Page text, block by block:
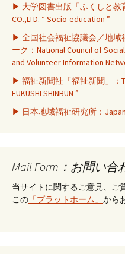
▶ 大学図書出版「ふくしと教育
CO.,LTD. “ Socio-education ”
▶ 全国社会福祉協議会／地域
ーク：National Council of
and Volunteer Information
▶ 福祉新聞社「福祉新聞」：
FUKUSHI SHINBUN ”
▶ 日本地域福祉研究所：
Mail Form：お問い合
当サイトに関するご意見、ご
この 「プラットホーム」 から